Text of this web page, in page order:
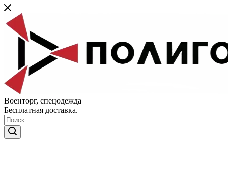
Военторг, спецодежда
Бесплатная доставка.